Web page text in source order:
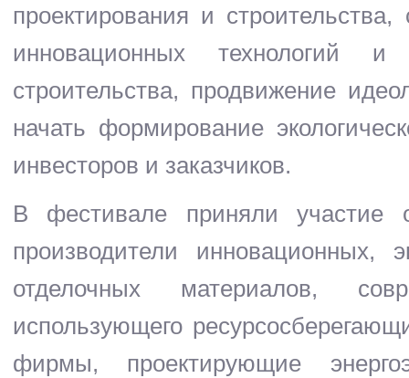
проектирования и
инновационных технологий
строительства, продвижение
начать формирование
инвесторов и заказчиков.
В фестивале приняли участие
производители инновационных,
отделочных материалов,
использующего
фирмы, проектирующие